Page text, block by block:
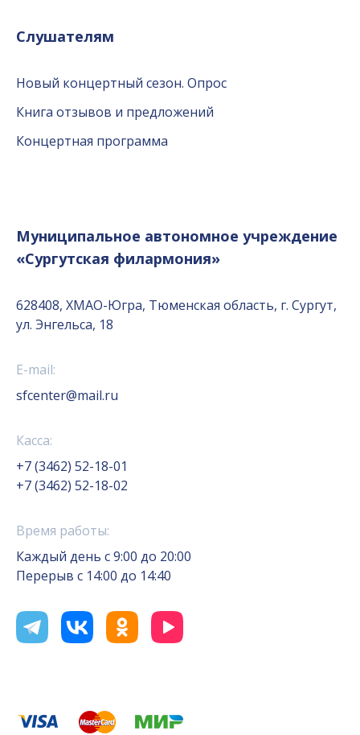
Слушателям
Новый концертный сезон. Опрос
Книга отзывов и предложений
Концертная программа
Муниципальное автономное учреждение
«Сургутская филармония»
628408, ХМАО-Югра, Тюменская область, г. Сургут,
ул. Энгельса, 18
E-mail:
sfcenter@mail.ru
Касса:
+7 (3462) 52-18-01
+7 (3462) 52-18-02
Время работы:
Каждый день с 9:00 до 20:00
Перерыв с 14:00 до 14:40